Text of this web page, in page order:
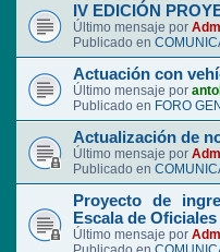
IV EDICIÓN
Último mensaje por
Publicado en
Actuación con
Último mensaje por
Publicado en FORO
Actualización de
Último mensaje por
Publicado en
Proyecto de
Escala de Oficiales
Último mensaje por